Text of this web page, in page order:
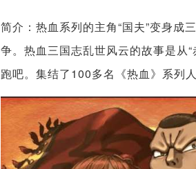
简介：热血系列的主角“国夫”变身成
争。热血三国志乱世风云的故事是从
跑吧。集结了100多名《热血》系列